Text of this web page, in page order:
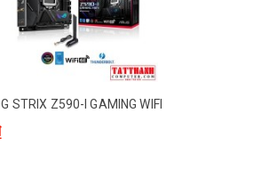
STRIX Z590-I GAMING WIFI